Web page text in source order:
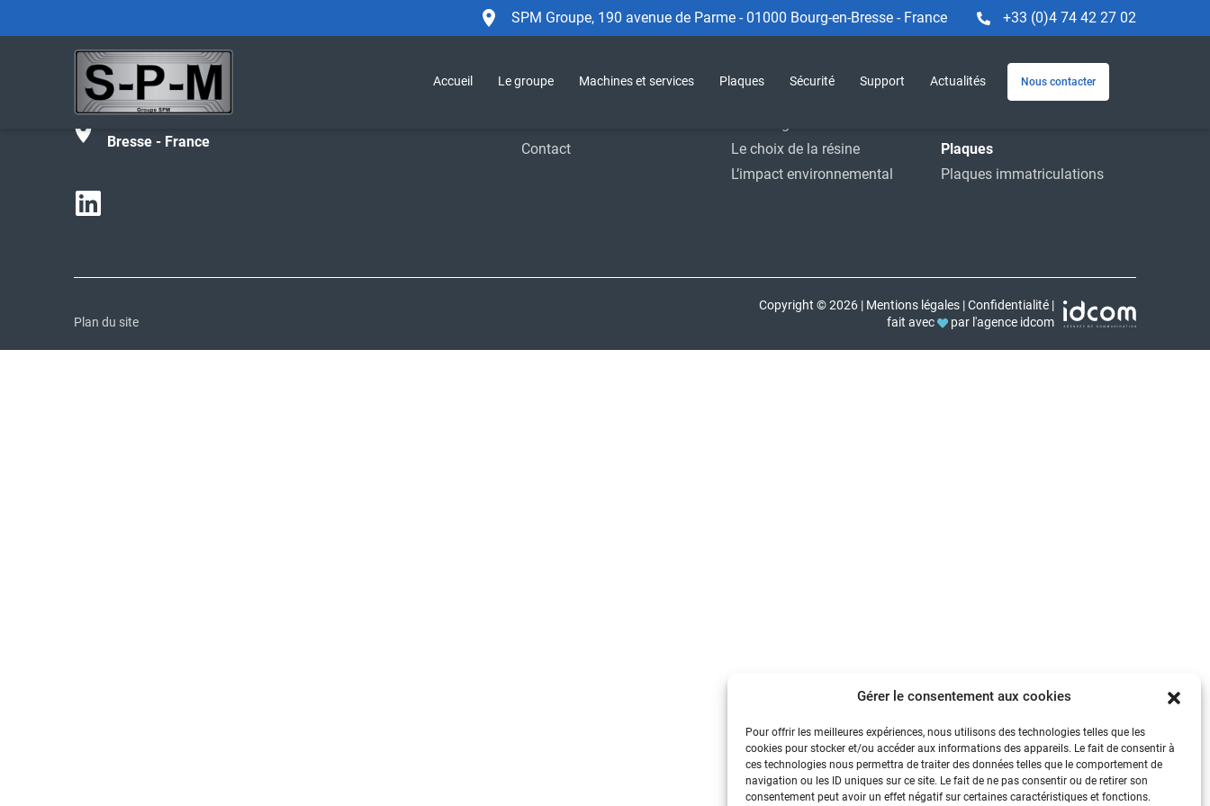
Gérer le consentement aux cookies
Pour offrir les meilleures expériences, nous utilisons des technologies telles que les
cookies pour stocker et/ou accéder aux informations des appareils. Le fait de consentir à
ces technologies nous permettra de traiter des données telles que le comportement de
navigation ou les ID uniques sur ce site. Le fait de ne pas consentir ou de retirer son
consentement peut avoir un effet négatif sur certaines caractéristiques et fonctions.
SPM Groupe, 190 avenue de Parme - 01000 Bourg-en-Bresse - France +33 (0)4 74 42 27 02
Accueil Le groupe Machines et services Plaques Sécurité Support Actualités Nous contacter
Tél :+33 (0)4 74 42 27 02
contact@spm-groupe.com
190 avenue de Parme - 01000 Bourg-en-
Bresse - France
Contact
SPM Groupe
Le choix de la résine
L’impact environnemental
Machines
Plaques
Plaques immatriculations
Plan du site
Copyright © 2026 | Mentions légales |Confidentialité |
fait avec
par l'agence idcom